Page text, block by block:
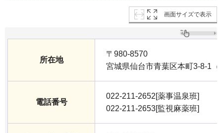
画面サイズで表示
所在地
〒980-8570
宮城県仙台市青葉区本町3-8-1
電話番号
022-211-2652[薬事温泉班]
022-211-2653[監視麻薬班]